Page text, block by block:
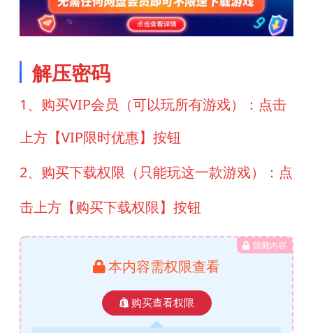
解压密码
1、购买VIP会员（可以玩所有游戏）：点击
上方【VIP限时优惠】按钮
2、购买下载权限（只能玩这一款游戏）：点
击上方【购买下载权限】按钮
隐藏内容
本内容需权限查看
购买查看权限